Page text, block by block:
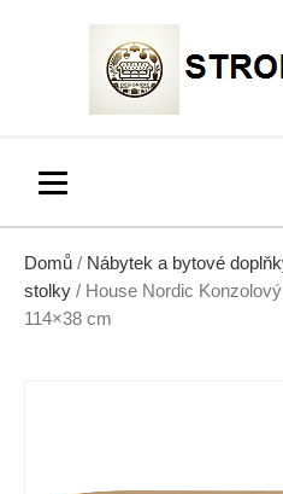
Domů / Nábytek a bytové
stolky / House Nordic
114×38 cm